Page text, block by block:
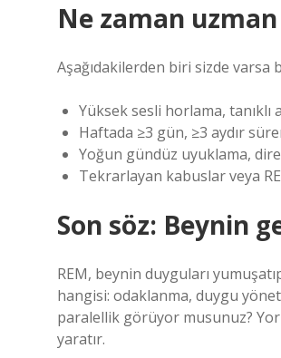
Ne zaman
Aşağıdakilerden biri sizde
Yüksek sesli horlama, tanıklı
Haftada ≥3 gün, ≥3 aydır
Yoğun gündüz uyuklama,
Tekrarlayan kabuslar veya
Son söz: Beynin
REM, beynin duyguları
hangisi: odaklanma, duygu
paralellik görüyor musunuz?
yaratır.